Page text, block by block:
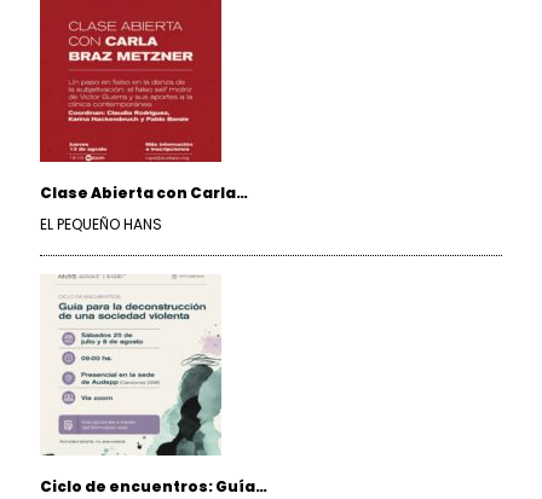
Clase Abierta con Carla…
EL PEQUEÑO HANS
Ciclo de encuentros: Guía…